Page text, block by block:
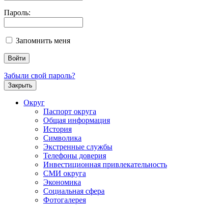
Пароль:
Запомнить меня
Забыли свой пароль?
Закрыть
Округ
Паспорт округа
Общая информация
История
Символика
Экстренные службы
Телефоны доверия
Инвестиционная привлекательность
СМИ округа
Экономика
Социальная сфера
Фотогалерея